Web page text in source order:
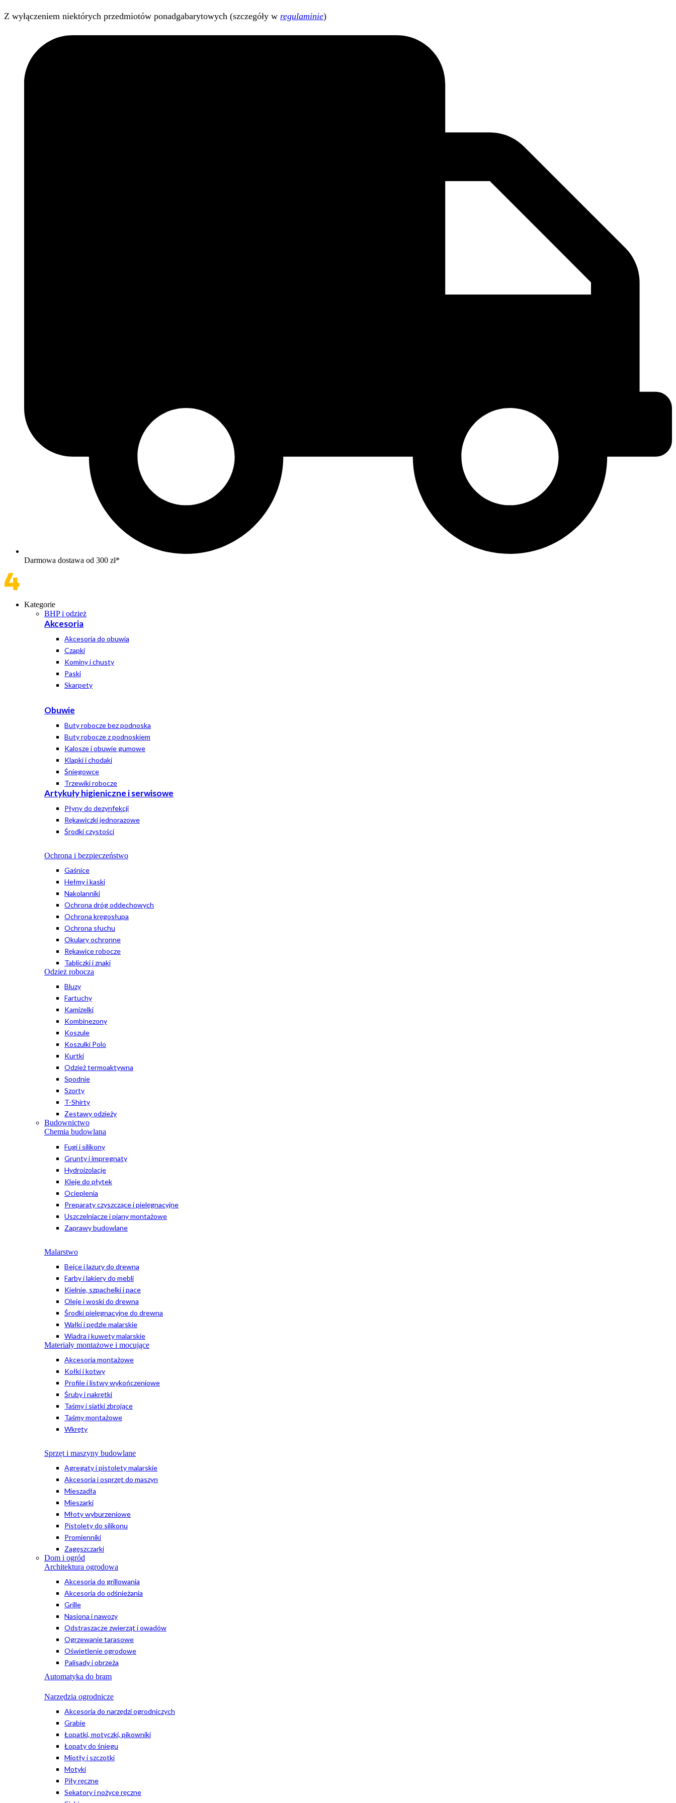
Z wyłączeniem niektórych przedmiotów ponadgabarytowych (szczegóły w regulaminie)
Darmowa dostawa od 300 zł*
Kategorie
BHP i odzież
Akcesoria
Akcesoria do obuwia
Czapki
Kominy i chusty
Paski
Skarpety
Obuwie
Buty robocze bez podnoska
Buty robocze z podnoskiem
Kalosze i obuwie gumowe
Klapki i chodaki
Śniegowce
Trzewiki robocze
Artykuły higieniczne i serwisowe
Płyny do dezynfekcji
Rękawiczki jednorazowe
Środki czystości
Ochrona i bezpieczeństwo
Gaśnice
Hełmy i kaski
Nakolanniki
Ochrona dróg oddechowych
Ochrona kręgosłupa
Ochrona słuchu
Okulary ochronne
Rękawice robocze
Tabliczki i znaki
Odzież robocza
Bluzy
Fartuchy
Kamizelki
Kombinezony
Koszule
Koszulki Polo
Kurtki
Odzież termoaktywna
Spodnie
Szorty
T-Shirty
Zestawy odzieży
Budownictwo
Chemia budowlana
Fugi i silikony
Grunty i impregnaty
Hydroizolacje
Kleje do płytek
Ocieplenia
Preparaty czyszczące i pielęgnacyjne
Uszczelniacze i piany montażowe
Zaprawy budowlane
Malarstwo
Bejce i lazury do drewna
Farby i lakiery do mebli
Kielnie, szpachelki i pace
Oleje i woski do drewna
Środki pielęgnacyjne do drewna
Wałki i pędzle malarskie
Wiadra i kuwety malarskie
Materiały montażowe i mocujące
Akcesoria montażowe
Kołki i kotwy
Profile i listwy wykończeniowe
Śruby i nakrętki
Taśmy i siatki zbrojące
Taśmy montażowe
Wkręty
Sprzęt i maszyny budowlane
Agregaty i pistolety malarskie
Akcesoria i osprzęt do maszyn
Mieszadła
Mieszarki
Młoty wyburzeniowe
Pistolety do silikonu
Promienniki
Zagęszczarki
Dom i ogród
Architektura ogrodowa
Akcesoria do grillowania
Akcesoria do odśnieżania
Grille
Nasiona i nawozy
Odstraszacze zwierząt i owadów
Ogrzewanie tarasowe
Oświetlenie ogrodowe
Palisady i obrzeża
Automatyka do bram
Narzędzia ogrodnicze
Akcesoria do narzędzi ogrodniczych
Grabie
Łopatki, motyczki, pikowniki
Łopaty do śniegu
Miotły i szczotki
Motyki
Piły ręczne
Sekatory i nożyce ręczne